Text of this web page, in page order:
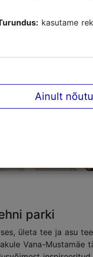
parki
ületa tee ja asu
Vana-Mustamäe
kasutame
Ainult